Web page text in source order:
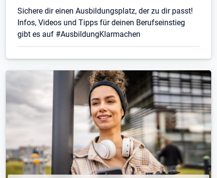
Sichere dir einen Ausbildungsplatz, der zu dir passt!
Infos, Videos und Tipps für deinen Berufseinstieg
gibt es auf #AusbildungKlarmachen